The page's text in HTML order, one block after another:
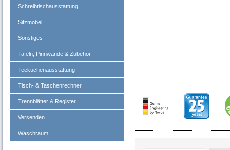
Schreibtischausstattung
Sitzmöbel
Sonstiges
Tafeln, Pinnwände & Zubehör
Teeküchenausstattung
Tisch- & Taschenrechner
Trennblätter & Register
Versenden
Waschraum